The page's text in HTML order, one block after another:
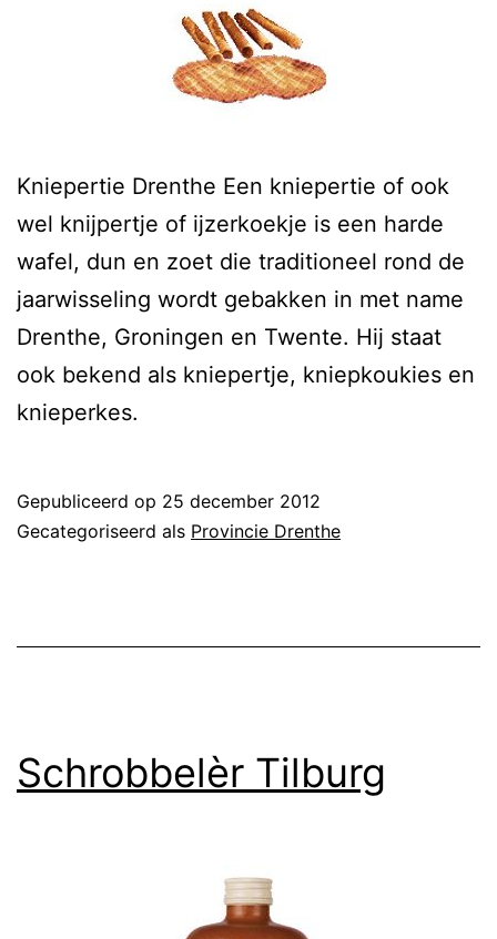
Kniepertie Drenthe Een kniepertie of ook
wel knijpertje of ijzerkoekje is een harde
wafel, dun en zoet die traditioneel rond de
jaarwisseling wordt gebakken in met name
Drenthe, Groningen en Twente. Hij staat
ook bekend als kniepertje, kniepkoukies en
knieperkes.
Gepubliceerd op 25 december 2012
Gecategoriseerd als Provincie Drenthe
Schrobbelèr Tilburg